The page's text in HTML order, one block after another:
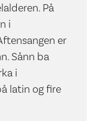
På
i
er
Sånn ba
i
latin og fire